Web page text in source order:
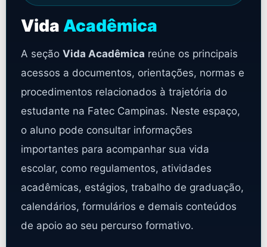
Vida Acadêmica
A seção Vida Acadêmica reúne os principais
acessos a documentos, orientações, normas e
procedimentos relacionados à trajetória do
estudante na Fatec Campinas. Neste espaço,
o aluno pode consultar informações
importantes para acompanhar sua vida
escolar, como regulamentos, atividades
acadêmicas, estágios, trabalho de graduação,
calendários, formulários e demais conteúdos
de apoio ao seu percurso formativo.